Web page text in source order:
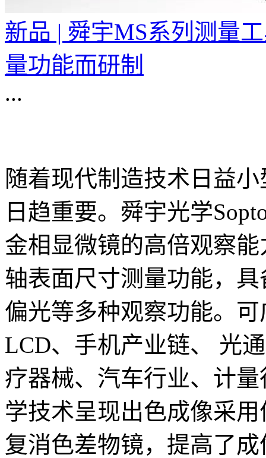
新品 | 舜宇MS系列测量
量功能而研制
...
随着现代制造技术日益
日趋重要。舜宇光学
金相显微镜的高倍观察
轴表面尺寸测量功能，
偏光等多种观察功能。
LCD、手机产业链、 光
疗器械、汽车行业、计
学技术呈现出色成像采
复消色差物镜，提高了